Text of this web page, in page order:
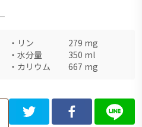
・ リン 279 mg
・ 水分量 350 ml
・ カリウム 667 mg